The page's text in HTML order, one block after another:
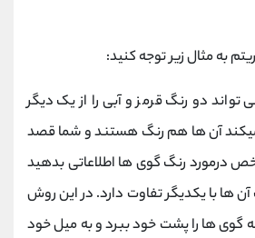
به مثال زیر توجه کنید:
دو رنگ قرمز و آبی را از یک دیگر
آن ها هم رنگ هستند و شما قصد
درمورد رنگ گوی ها اطلاعاتی بدهید
آن ها با یکدیگر تفاوت دارد. در این روش
گوی ها را پشت خود ببرد و به میل خود